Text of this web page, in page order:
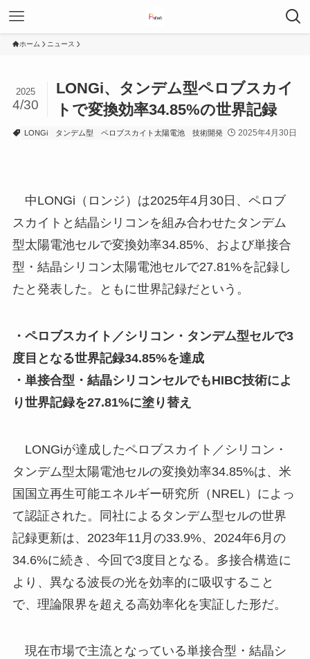
ホーム ニュース
LONGi、タンデム型ペロブスカイ
トで変換効率34.85%の世界記録
2025
4/30
LONGi タンデム型 ペロブスカイト太陽電池 技術開発 2025年4月30日
中LONGi（ロンジ）は2025年4月30日、ペロブ
スカイトと結晶シリコンを組み合わせたタンデム
型太陽電池セルで変換効率34.85%、および単接合
型・結晶シリコン太陽電池セルで27.81%を記録し
たと発表した。ともに世界記録だという。
・ペロブスカイト／シリコン・タンデム型セルで3
度目となる世界記録34.85%を達成
・単接合型・結晶シリコンセルでもHIBC技術によ
り世界記録を27.81%に塗り替え
LONGiが達成したペロブスカイト／シリコン・
タンデム型太陽電池セルの変換効率34.85%は、米
国国立再生可能エネルギー研究所（NREL）によっ
て認証された。同社によるタンデム型セルの世界
記録更新は、2023年11月の33.9%、2024年6月の
34.6%に続き、今回で3度目となる。多接合構造に
より、異なる波長の光を効率的に吸収すること
で、理論限界を超える高効率化を実証した形だ。
現在市場で主流となっている単接合型・結晶シ